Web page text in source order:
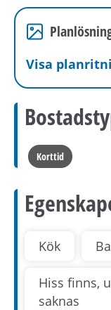
Visa
Korttid
Kök
Hiss finns,
saknas